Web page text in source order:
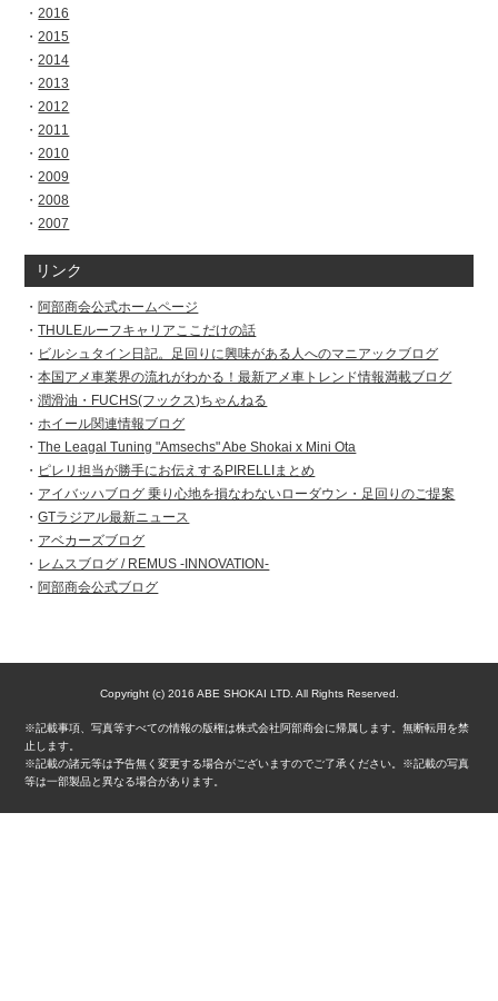
2016
2015
2014
2013
2012
2011
2010
2009
2008
2007
リンク
阿部商会公式ホームページ
THULEルーフキャリアここだけの話
ビルシュタイン日記。足回りに興味がある人へのマニアックブログ
本国アメ車業界の流れがわかる！最新アメ車トレンド情報満載ブログ
潤滑油・FUCHS(フックス)ちゃんねる
ホイール関連情報ブログ
The Leagal Tuning "Amsechs" Abe Shokai x Mini Ota
ピレリ担当が勝手にお伝えするPIRELLIまとめ
アイバッハブログ 乗り心地を損なわないローダウン・足回りのご提案
GTラジアル最新ニュース
アベカーズブログ
レムスブログ / REMUS -INNOVATION-
阿部商会公式ブログ
Copyright (c) 2016 ABE SHOKAI LTD. All Rights Reserved.
※記載事項、写真等すべての情報の版権は株式会社阿部商会に帰属します。無断転用を禁
止します。
※記載の諸元等は予告無く変更する場合がございますのでご了承ください。※記載の写真
等は一部製品と異なる場合があります。